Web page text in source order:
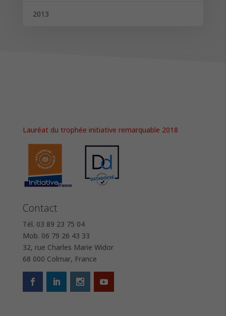
2013
Lauréat du trophée initiative remarquable 2018
Contact
Tél. 03 89 23 75 04
Mob. 06 79 26 43 33
32, rue Charles Marie Widor
68 000 Colmar, France